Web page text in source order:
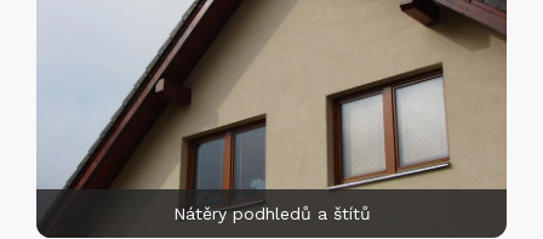
Nátěry podhledů a štítů